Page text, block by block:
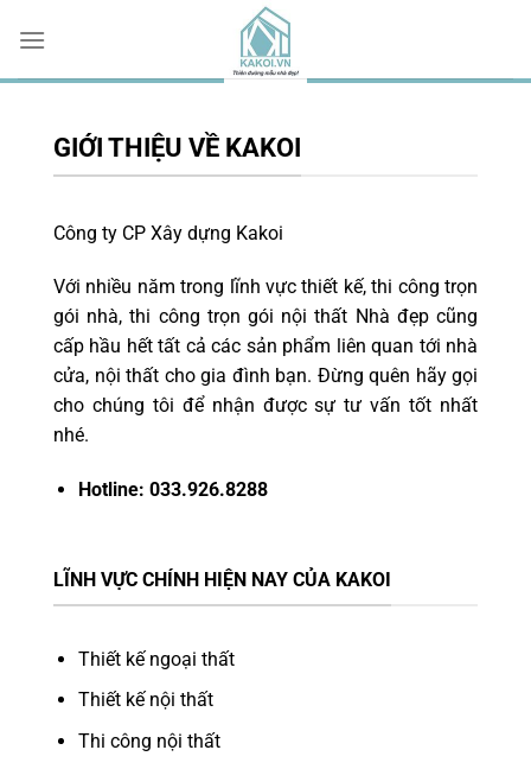
đến
nội
GIỚI THIỆU VỀ KAKOI
Công ty CP Xây dựng Kakoi
Với nhiều năm trong lĩnh vực thiết kế, thi công trọn
gói nhà, thi công trọn gói nội thất Nhà đẹp cũng
cấp hầu hết tất cả các sản phẩm liên quan tới nhà
cửa, nội thất cho gia đình bạn. Đừng quên hãy gọi
cho chúng tôi để nhận được sự tư vấn tốt nhất
nhé.
Hotline: 033.926.8288
LĨNH VỰC CHÍNH HIỆN NAY CỦA KAKOI
Thiết kế ngoại thất
Thiết kế nội thất
Thi công nội thất